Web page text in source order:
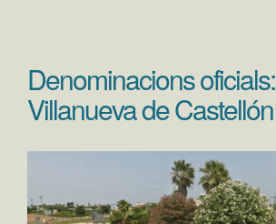
Denominacions oficials:
Villanueva de Castellón